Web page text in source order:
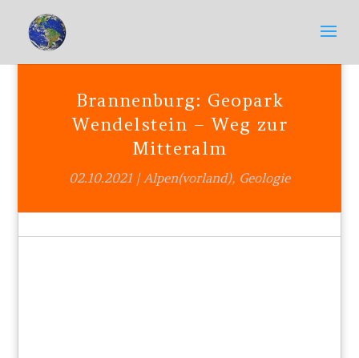
Brannenburg: Geopark
Wendelstein – Weg zur
Mitteralm
02.10.2021|Alpen(vorland), Geologie